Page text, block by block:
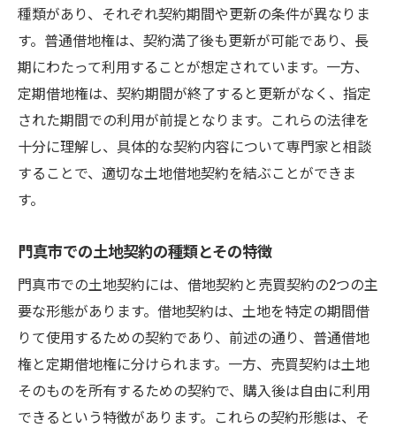
借地権の期間と更新手続きの要点
土地利用制限とその遵守
権利義務の明確化と契約書の作成
近隣住民との法律的な問題解決方法
土地借地にかかる税金とその対策
門真市での土地相場を把握して賢く借地する方
地域の地価変動とその要因分析
土地評価の基本とその仕組み
比較対象地域と門真市の相場比較
季節や経済状況が相場に与える影響
土地借地のための資金計画の立て方
生活環境を向上させる門真市での土地借地の選
種類があり、それぞれ契約期間や更新の条件が異なりま
す。普通借地権は、契約満了後も更新が可能であり、長
期にわたって利用することが想定されています。一方、
定期借地権は、契約期間が終了すると更新がなく、指定
された期間での利用が前提となります。これらの法律を
十分に理解し、具体的な契約内容について専門家と相談
することで、適切な土地借地契約を結ぶことができま
す。
門真市での土地契約の種類とその特徴
門真市での土地契約には、借地契約と売買契約の2つの主
要な形態があります。借地契約は、土地を特定の期間借
りて使用するための契約であり、前述の通り、普通借地
権と定期借地権に分けられます。一方、売買契約は土地
そのものを所有するための契約で、購入後は自由に利用
できるという特徴があります。これらの契約形態は、そ